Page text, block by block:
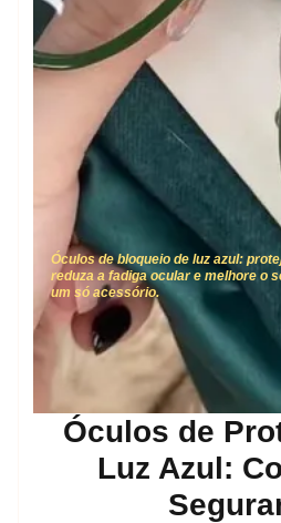
Óculos de bloqueio de luz azul:
reduza a fadiga ocular e melhore o
um só acessório.
Óculos de
Luz Azul: